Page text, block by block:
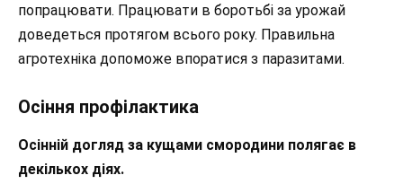
попрацювати. Працювати в боротьбі за урожай
доведеться протягом всього року. Правильна
агротехніка допоможе впоратися з паразитами.
Осіння профілактика
Осінній догляд за кущами смородини полягає в
декількох діях.